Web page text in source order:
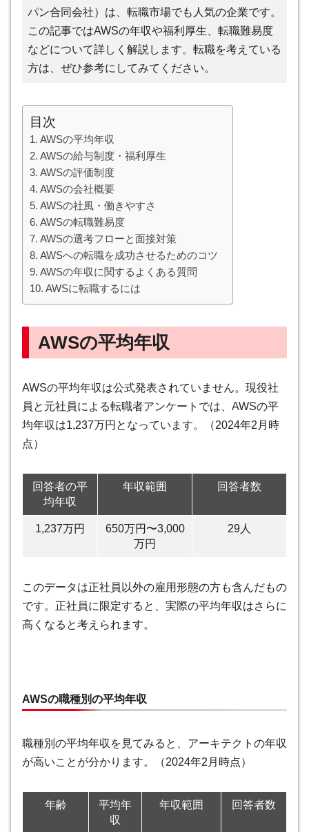
パン合同会社）は、転職市場でも人気の企業です。
この記事ではAWSの年収や福利厚生、転職難易度
などについて詳しく解説します。転職を考えている
方は、ぜひ参考にしてみてください。
目次
AWSの平均年収
AWSの給与制度・福利厚生
AWSの評価制度
AWSの会社概要
AWSの社風・働きやすさ
AWSの転職難易度
AWSの選考フローと面接対策
AWSへの転職を成功させるためのコツ
AWSの年収に関するよくある質問
AWSに転職するには
AWSの平均年収
AWSの平均年収は公式発表されていません。現役社
員と元社員による転職者アンケートでは、AWSの平
均年収は1,237万円となっています。（2024年2月時
点）
回答者の平
均年収
年収範囲 回答者数
1,237万円
650万円〜3,000
万円
29人
このデータは正社員以外の雇用形態の方も含んだもの
です。正社員に限定すると、実際の平均年収はさらに
高くなると考えられます。
AWSの職種別の平均年収
職種別の平均年収を見てみると、アーキテクトの年収
が高いことが分かります。（2024年2月時点）
年齢
平均年
収
年収範囲 回答者数